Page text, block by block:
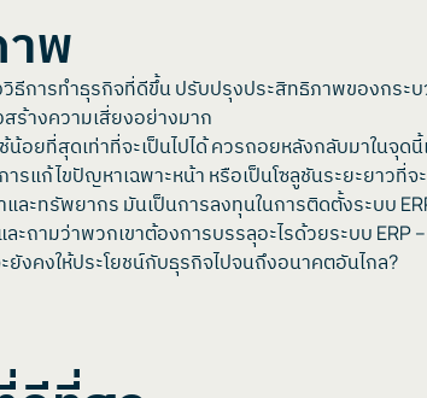
พ
วิธีการทำธุรกิจที่ดีขึ้น ปรับปรุงประสิทธิภาพของกร
ร้างความเสี่ยงอย่างมาก
อยที่สุดเท่าที่จะเป็นไปได้ ควรถอยหลังกลับมาในจุ
รแก้ไขปัญหาเฉพาะหน้า หรือเป็นโซลูชันระยะยาวที่
าและทรัพยากร มันเป็นการลงทุนในการติดตั้งระบ
ละถามว่าพวกเขาต้องการบรรลุอะไรด้วยระบบ
ยังคงให้ประโยชน์กับธุรกิจไปจนถึงอนาคตอันไกล?